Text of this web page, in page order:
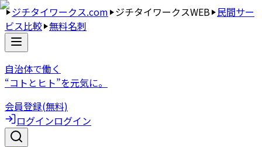
ジチタイワークス.com ジチタイワークスWEB 民間サー
ビス比較 無料名刺
自治体で働く
“コトとヒト”を元気に。
会員登録(無料)
ログインログイン